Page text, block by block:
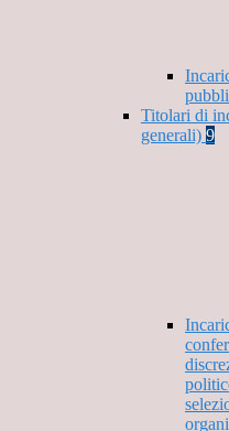
Titolari di
generali) 9